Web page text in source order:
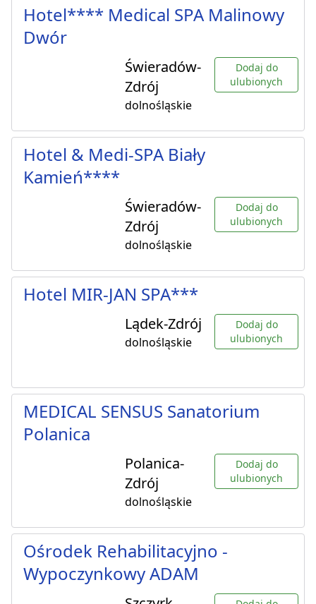
Hotel**** Medical SPA Malinowy
Dwór
Świeradów-
Zdrój
dolnośląskie
Dodaj do
ulubionych
Hotel & Medi-SPA Biały
Kamień****
Świeradów-
Zdrój
dolnośląskie
Dodaj do
ulubionych
Hotel MIR-JAN SPA***
Lądek-Zdrój
dolnośląskie
Dodaj do
ulubionych
MEDICAL SENSUS Sanatorium
Polanica
Polanica-
Zdrój
dolnośląskie
Dodaj do
ulubionych
Ośrodek Rehabilitacyjno -
Wypoczynkowy ADAM